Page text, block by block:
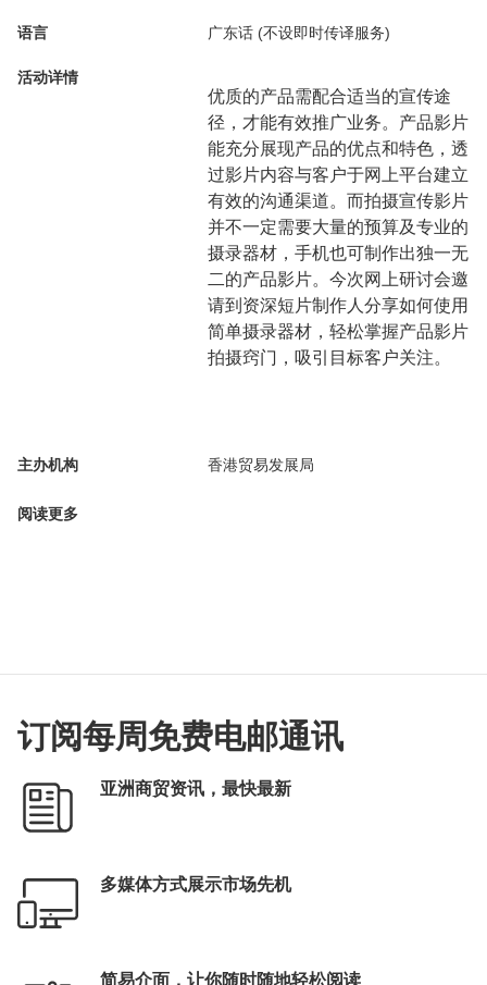
语言 广东话 (不设即时传译服务)
活动详情
优质的产品需配合适当的宣传途
径，才能有效推广业务。产品影片
能充分展现产品的优点和特色，透
过影片内容与客户于网上平台建立
有效的沟通渠道。而拍摄宣传影片
并不一定需要大量的预算及专业的
摄录器材，手机也可制作出独一无
二的产品影片。今次网上研讨会邀
请到资深短片制作人分享如何使用
简单摄录器材，轻松掌握产品影片
拍摄窍门，吸引目标客户关注。
主办机构 香港贸易发展局
阅读更多
订阅每周免费电邮通讯
亚洲商贸资讯，最快最新
多媒体方式展示市场先机
简易介面，让你随时随地轻松阅读